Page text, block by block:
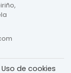
Uso de cookies